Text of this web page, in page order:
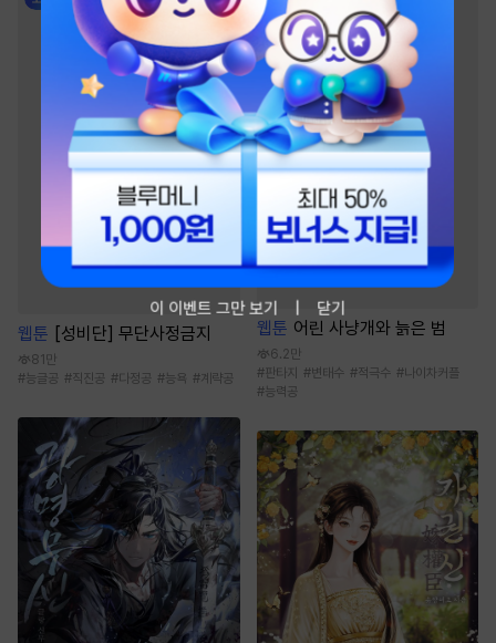
웹툰 [성비단] 무단사정금지
81만
#능글공 #직진공 #다정공 #능욕 # 계략공
웹툰 어린 사냥개와 늙은 범
6.2만
#판타지 #변태수 #적극수 #나이차커플
#능력공
이 이벤트 그만 보기 닫기